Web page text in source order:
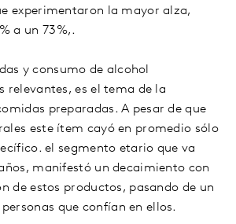
experimentaron la mayor alza,
a un 73%,.
y consumo de alcohol
relevantes, es el tema de la
preparadas. A pesar de que
este ítem cayó en promedio sólo
el segmento etario que va
manifestó un decaimiento con
de estos productos, pasando de un
que confían en ellos.